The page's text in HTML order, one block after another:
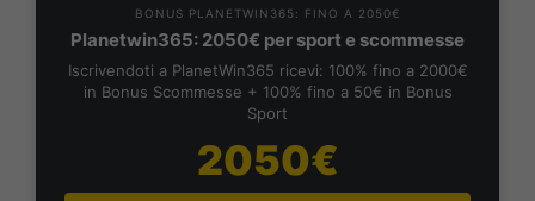
BONUS PLANETWIN365: FINO A 2050€
Planetwin365: 2050€ per sport e scommesse
Iscrivendoti a PlanetWin365 ricevi: 100% fino a 2000€
in Bonus Scommesse + 100% fino a 50€ in Bonus
Sport
2050€